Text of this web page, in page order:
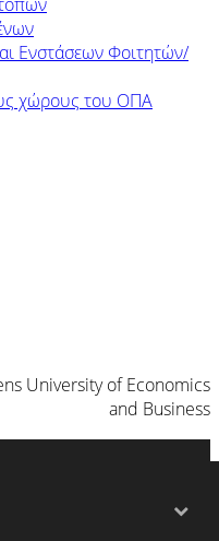
Ενστάσεων Φοιτητών/
χώρους του ΟΠΑ
University of Economics
and Business